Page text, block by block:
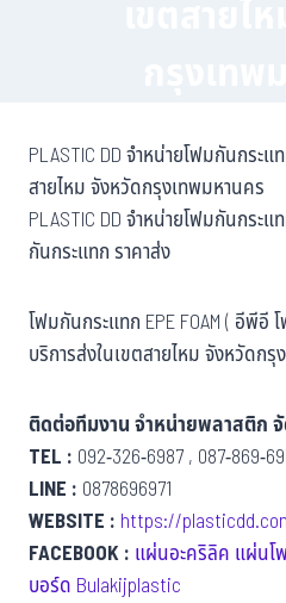
PLASTIC DD จำหน่ายโฟมกันกระแ
สายไหม จังหวัดกรุงเทพมหานคร
PLASTIC DD จำหน่ายโฟมกันกระแ
กันกระแทก ราคาส่ง
โฟมกันกระแทก EPE FOAM ( อีพีอี
บริการส่งในเขตสายไหม จังหวัดก
ติดต่อทีมงาน จำหน่ายพลาสติก
TEL : 092-326-6987 , 087-869-
LINE : 0878696971
WEBSITE : https://
FACEBOOK : แผ่นอะคริลิค แผ่นโ
บอร์ด Bulakijplastic